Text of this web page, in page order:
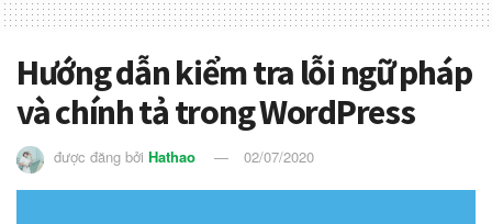
Hướng dẫn kiểm tra lỗi ngữ pháp
và chính tả trong WordPress
được đăng bởi Hathao 02/07/2020